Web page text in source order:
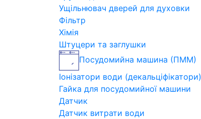
Ущільнювач дверей для духовки
Фільтр
Хімія
Штуцери та заглушки
Посудомийна машина (ПММ)
Іонізатори води (декальціфікатори)
Гайка для посудомийної машини
Датчик
Датчик витрати води